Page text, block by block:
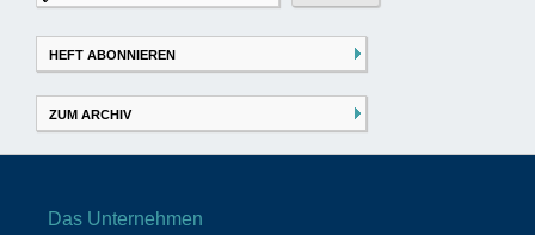
nach:
HEFT ABONNIEREN
ZUM ARCHIV
Das Unternehmen